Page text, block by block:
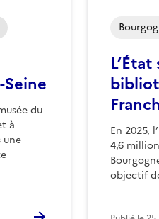
du
à
une
En 2025,
4,6
objectif